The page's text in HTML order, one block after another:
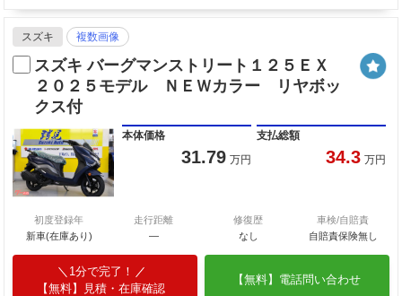
スズキ 複数画像
スズキ バーグマンストリート１２５ＥＸ
２０２５モデル ＮＥＷカラー リヤボッ
クス付
本体価格
31.79 万円
支払総額
34.3 万円
初度登録年
新車(在庫あり)
走行距離
―
修復歴
なし
車検/自賠責
自賠責保険無し
1分で完了！
【無料】見積・在庫確認
【無料】電話問い合わせ